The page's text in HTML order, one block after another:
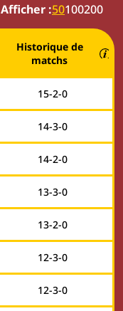
Afficher :50100200
Historique de
matchs
15-2-0
14-3-0
14-2-0
13-3-0
13-2-0
12-3-0
12-3-0